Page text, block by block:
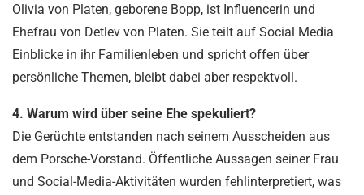
Olivia von Platen, geborene Bopp, ist Influencerin und
Ehefrau von Detlev von Platen. Sie teilt auf Social Media
Einblicke in ihr Familienleben und spricht offen über
persönliche Themen, bleibt dabei aber respektvoll.
4. Warum wird über seine Ehe spekuliert?
Die Gerüchte entstanden nach seinem Ausscheiden aus
dem Porsche-Vorstand. Öffentliche Aussagen seiner Frau
und Social-Media-Aktivitäten wurden fehlinterpretiert, was